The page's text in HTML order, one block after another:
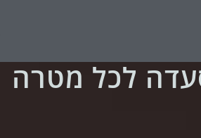
לכל מטרה